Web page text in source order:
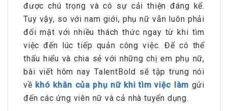
được chú trọng và có sự cải thiện đáng kể.
Tuy vậy, so với nam giới, phụ nữ vẫn luôn phải
đối mặt với nhiều thách thức ngay từ khi tìm
việc đến lúc tiếp quản công việc. Để có thể
thấu hiểu và chia sẻ với những chị em phụ nữ,
bài viết hôm nay TalentBold sẽ tập trung nói
về khó khăn của phụ nữ khi tìm việc làm gửi
đến các ứng viên nữ và cả nhà tuyển dụng.